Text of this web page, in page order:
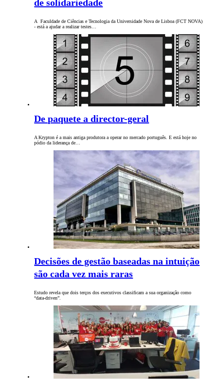
de solidariedade
A Faculdade de Ciências e Tecnologia da Universidade Nova de Lisboa (FCT NOVA)
- está a ajudar a realizar testes…
De paquete a director-geral
A Krypton é a mais antiga produtora a operar no mercado português. E está hoje no
pódio da liderança de…
Decisões de gestão baseadas na intuição
são cada vez mais raras
Estudo revela que dois terços dos executivos classificam a sua organização como
“data-driven”.